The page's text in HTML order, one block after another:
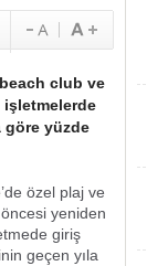
club ve
işletmelerde
göre yüzde
özel plaj ve
yeniden
giriş
geçen yıla